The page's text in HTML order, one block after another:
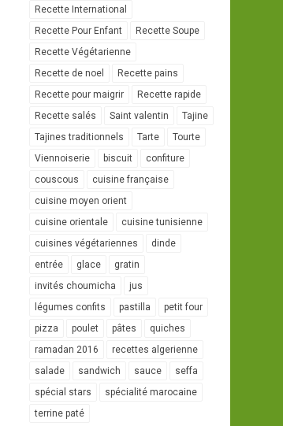
Recette International
Recette Pour Enfant
Recette Soupe
Recette Végétarienne
Recette de noel
Recette pains
Recette pour maigrir
Recette rapide
Recette salés
Saint valentin
Tajine
Tajines traditionnels
Tarte
Tourte
Viennoiserie
biscuit
confiture
couscous
cuisine française
cuisine moyen orient
cuisine orientale
cuisine tunisienne
cuisines végétariennes
dinde
entrée
glace
gratin
invités choumicha
jus
légumes confits
pastilla
petit four
pizza
poulet pâtes
quiches
ramadan 2016
recettes algerienne
salade
sandwich sauce
seffa
spécial stars
spécialité marocaine
terrine paté